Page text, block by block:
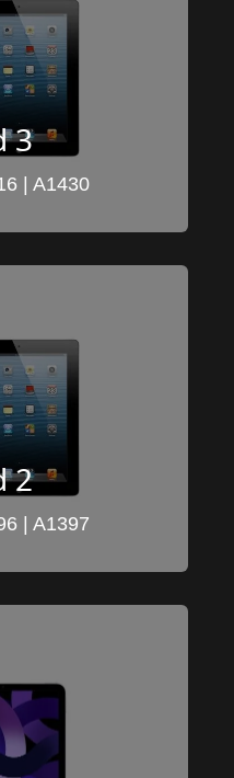
3
| A1430
2
| A1397